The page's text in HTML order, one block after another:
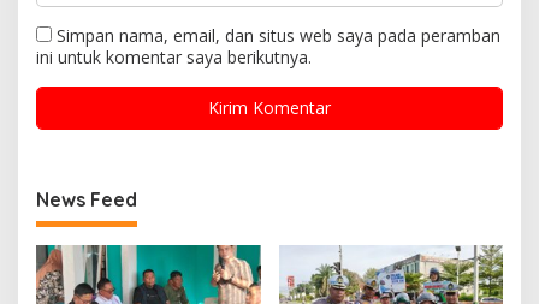
Simpan nama, email, dan situs web saya pada peramban
ini untuk komentar saya berikutnya.
News Feed